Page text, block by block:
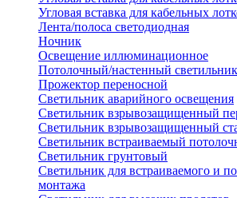
Угловая вставка для кабельных
Лента/полоса светодиодная
Ночник
Освещение иллюминационное
Потолочный/настенный светильник
Прожектор переносной
Светильник аварийного освещения
Светильник взрывозащищенный
Светильник взрывозащищенный
Светильник встраиваемый
Светильник грунтовый
Светильник для встраиваемого и
монтажа